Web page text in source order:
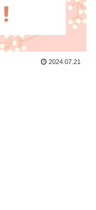
2024.07.21